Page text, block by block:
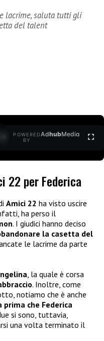
lacrime, saluta tutti gli
del talent
POWERED
BY
AdhubMedia
22 per Federica
Amici 22 ha visto uscire
ha perso il
. I giudici hanno deciso
la casetta del
le lacrime da parte
, la quale è corsa
. Inoltre, come
notiamo che è anche
che Federica
si sono, tuttavia,
una volta terminato il